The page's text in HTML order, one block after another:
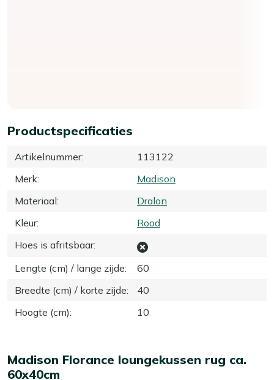
Productspecificaties
Artikelnummer:
113122
Merk:
Madison
Materiaal:
Dralon
Kleur:
Rood
Hoes is afritsbaar:
Lengte (cm) / lange zijde:
60
Breedte (cm) / korte zijde:
40
Hoogte (cm): 10
Madison Florance loungekussen rug ca.
60x40cm